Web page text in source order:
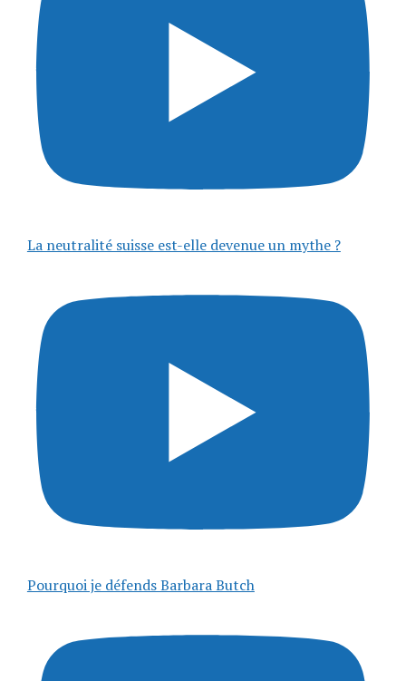
La neutralité suisse est-elle devenue un mythe ?
Pourquoi je défends Barbara Butch